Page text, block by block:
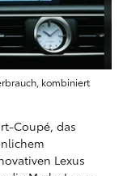
kombiniert
Coupé, das
Lexus